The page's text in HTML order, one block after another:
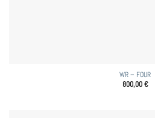
WR – FOUR
800,00€